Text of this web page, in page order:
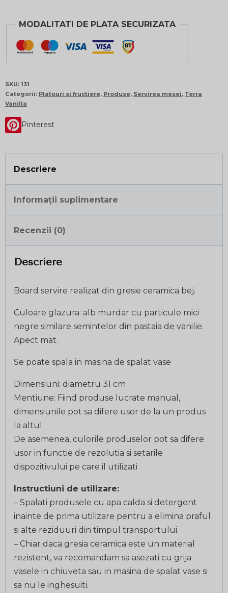
MODALITATI DE PLATA SECURIZATA
SKU: 131
Categorii: Platouri si fructiere, Produse, Servirea mesei, Terra
Vanilla
Pinterest
Descriere
Informații suplimentare
Recenzii (0)
Descriere
Board servire realizat din gresie ceramica bej.
Culoare glazura: alb murdar cu particule mici
negre similare semintelor din pastaia de vanilie.
Apect mat.
Se poate spala in masina de spalat vase
Dimensiuni: diametru 31 cm
Mentiune: Fiind produse lucrate manual,
dimensiunile pot sa difere usor de la un produs
la altul.
De asemenea, culorile produselor pot sa difere
usor in functie de rezolutia si setarile
dispozitivului pe care il utilizati
Instructiuni de utilizare:
– Spalati produsele cu apa calda si detergent
inainte de prima utilizare pentru a elimina praful
si alte reziduuri din timpul transportului.
– Chiar daca gresia ceramica este un material
rezistent, va recomandam sa asezati cu grija
vasele in chiuveta sau in masina de spalat vase si
sa nu le inghesuiti.